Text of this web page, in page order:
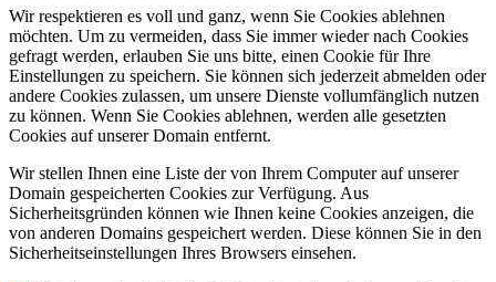
Wir respektieren es voll und ganz, wenn Sie Cookies ablehnen
möchten. Um zu vermeiden, dass Sie immer wieder nach Cookies
gefragt werden, erlauben Sie uns bitte, einen Cookie für Ihre
Einstellungen zu speichern. Sie können sich jederzeit abmelden oder
andere Cookies zulassen, um unsere Dienste vollumfänglich nutzen
zu können. Wenn Sie Cookies ablehnen, werden alle gesetzten
Cookies auf unserer Domain entfernt.
Wir stellen Ihnen eine Liste der von Ihrem Computer auf unserer
Domain gespeicherten Cookies zur Verfügung. Aus
Sicherheitsgründen können wie Ihnen keine Cookies anzeigen, die
von anderen Domains gespeichert werden. Diese können Sie in den
Sicherheitseinstellungen Ihres Browsers einsehen.